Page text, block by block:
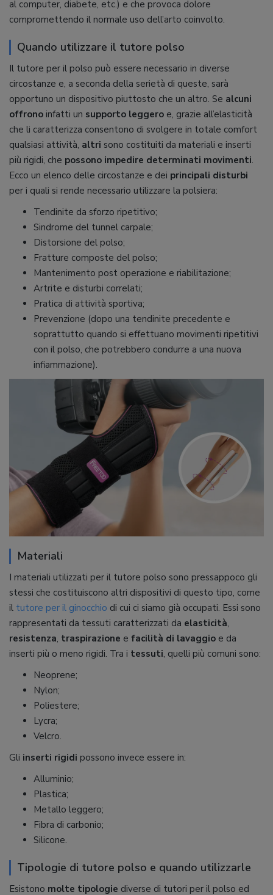
al computer, diabete, etc.) e che provoca dolore
compromettendo il normale uso dell’arto coinvolto.
Quando utilizzare il tutore polso
Il tutore per il polso può essere necessario in diverse
circostanze e, a seconda della serietà di queste, sarà
opportuno un dispositivo piuttosto che un altro. Se alcuni
offrono infatti un supporto leggero e, grazie all’elasticità
che li caratterizza consentono di svolgere in totale comfort
qualsiasi attività, altri sono costituiti da materiali e inserti
più rigidi, che possono impedire determinati movimenti.
Ecco un elenco delle circostanze e dei principali disturbi
per i quali si rende necessario utilizzare la polsiera:
Tendinite da sforzo ripetitivo;
Sindrome del tunnel carpale;
Distorsione del polso;
Fratture composte del polso;
Mantenimento post operazione e riabilitazione;
Artrite e disturbi correlati;
Pratica di attività sportiva;
Prevenzione (dopo una tendinite precedente e
soprattutto quando si effettuano movimenti ripetitivi
con il polso, che potrebbero condurre a una nuova
infiammazione).
Materiali
I materiali utilizzati per il tutore polso sono pressappoco gli
stessi che costituiscono altri dispositivi di questo tipo, come
il tutore per il ginocchio di cui ci siamo già occupati. Essi sono
rappresentati da tessuti caratterizzati da elasticità,
resistenza, traspirazione e facilità di lavaggio e da
inserti più o meno rigidi. Tra i tessuti, quelli più comuni sono:
Neoprene;
Nylon;
Poliestere;
Lycra;
Velcro.
Gli inserti rigidi possono invece essere in:
Alluminio;
Plastica;
Metallo leggero;
Fibra di carbonio;
Silicone.
Tipologie di tutore polso e quando utilizzarle
Esistono molte tipologie diverse di tutori per il polso ed